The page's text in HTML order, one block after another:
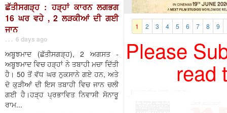
ਛੱਤੀਸਗੜ੍ਹ : ਹੜ੍ਹਾਂ ਕਾਰਨ ਲਗਭਗ
16 ਘਰ ਵਹੇ , 2 ਲੜਕੀਆਂ ਦੀ ਗਈ
ਜਾਨ
. . . 6 days ago
ਅਬੂਝਮਾਦ (ਛੱਤੀਸਗੜ੍ਹ), 2 ਅਗਸਤ -
ਅਬੂਝਮਾਦ ਵਿਚ ਹੜ੍ਹਾਂ ਨੇ ਤਬਾਹੀ ਮਚਾ ਦਿੱਤੀ
ਹੈ। 50 ਤੋਂ ਵੱਧ ਘਰ ਨੁਕਸਾਨੇ ਗਏ ਹਨ, ਅਤੇ
ਦੋ ਕੁੜੀਆਂ ਦੀ ਇਸ ਤਬਾਹੀ ਵਿਚ ਜਾਨ ਚਲੀ
ਗਈ ਹੈ।ਹੜ੍ਹ ਪ੍ਰਭਾਵਿਤ ਨਿਵਾਸੀ ਸੋਨਾਰੂ
ਰਾਮ...
1 2 3 4 5 6 7 8 9
Please
read